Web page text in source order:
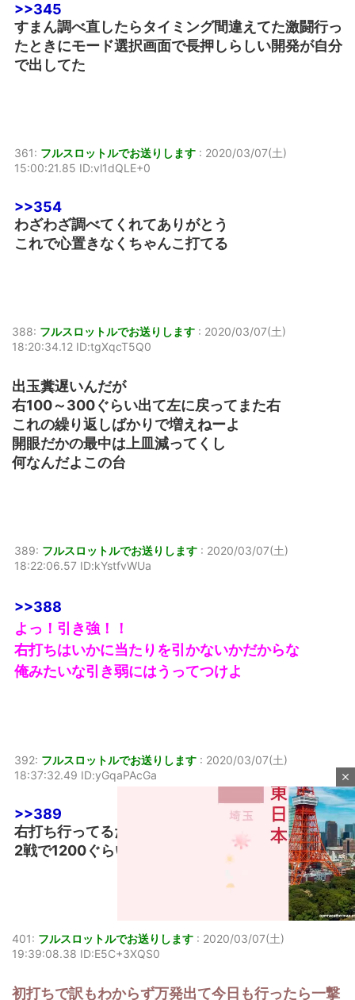
>>345
すまん調べ直したらタイミング間違えてた激闘行っ
たときにモード選択画面で長押しらしい開発が自分
で出してた
361: フルスロットルでお送りします : 2020/03/07(土)
15:00:21.85 ID:vl1dQLE+0
>>354
わざわざ調べてくれてありがとう
これで心置きなくちゃんこ打てる
388: フルスロットルでお送りします : 2020/03/07(土)
18:20:34.12 ID:tgXqcT5Q0
出玉糞遅いんだが
右100～300ぐらい出て左に戻ってまた右
これの繰り返しばかりで増えねーよ
開眼だかの最中は上皿減ってくし
何なんだよこの台
389: フルスロットルでお送りします : 2020/03/07(土)
18:22:06.57 ID:kYstfvWUa
>>388
よっ！引き強！！
右打ちはいかに当たりを引かないかだからな
俺みたいな引き弱にはうってつけよ
392: フルスロットルでお送りします : 2020/03/07(土)
18:37:32.49 ID:yGqaPAcGa
>>389
右打ち行ってるだけでヒキ強だろ
2戦で1200ぐらい回したが何も来てないわ
401: フルスロットルでお送りします : 2020/03/07(土)
19:39:08.38 ID:E5C+3XQS0
初打ちで訳もわからず万発出て今日も行ったら一撃
close
t